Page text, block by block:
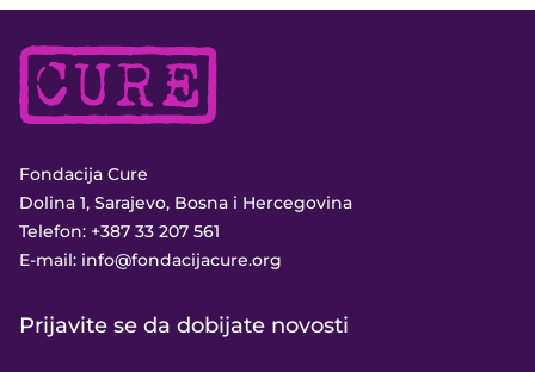
Fondacija Cure
Dolina 1, Sarajevo, Bosna i Hercegovina
Telefon: +387 33 207 561
E-mail: info@fondacijacure.org
Prijavite se da dobijate novosti